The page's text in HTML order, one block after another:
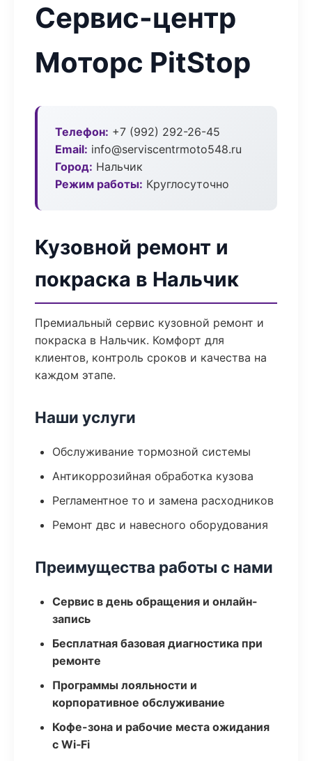
Сервис-центр
Моторс PitStop
Телефон: +7 (992) 292-26-45
Email: info@serviscentrmoto548.ru
Город: Нальчик
Режим работы: Круглосуточно
Кузовной ремонт и
покраска в Нальчик
Премиальный сервис кузовной ремонт и
покраска в Нальчик. Комфорт для
клиентов, контроль сроков и качества на
каждом этапе.
Наши услуги
Обслуживание тормозной системы
Антикоррозийная обработка кузова
Регламентное то и замена расходников
Ремонт двс и навесного оборудования
Преимущества работы с нами
Сервис в день обращения и онлайн-
запись
Бесплатная базовая диагностика при
ремонте
Программы лояльности и
корпоративное обслуживание
Кофе-зона и рабочие места ожидания
с Wi‑Fi